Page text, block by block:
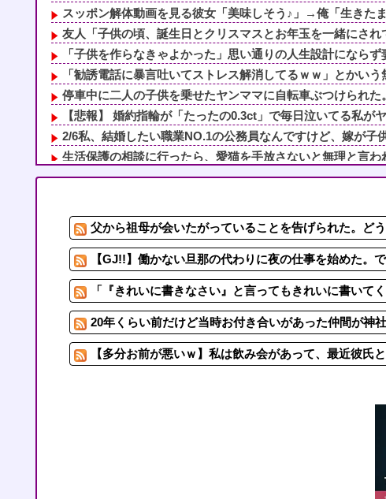
スッポン解体動画を見る彼女「美味しそう♪」→俺「生きた
友人「子供の頃、誕生日とクリスマスとお年玉を一緒にされ
「子供を作らなきゃよかった」思い通りの人生設計になら
「勧誘電話に暴言吐いてストレス解消してるｗｗ」とかい
停車中に二人の子供を乗せたヤンママに自転車ぶつけられた
【悲報】 婚約指輪が「たったの0.3ct」で毎日泣いてる私が
2/6私、結婚したい職業NO.1の公務員なんですけど、嫁が子
生活保護の相談に行ったら、愛猫を手放さないと無理と言わ
赤信号で追突してきた加害女性、降りてこず謝罪ポーズ→「
【悲報】ワイ引っ越しでヤバいものも一緒に連れてきてしま
最近の若者はお金ない！旅行も行けない何も買えない！←言
「子供を作らなきゃよかった」思い通りの人生設計になら
父から祖母が会いたがっていることを告げられた。ど
【GJ!!】働かない旦那の代わりに夜の仕事を始めた。
「『きれいに書きなさい』と言ってもきれいに書いて
20年くらい前だけど当時お付き合いがあった仲間が神
【多分お前が悪いｗ】私は飲み会があって、最近彼